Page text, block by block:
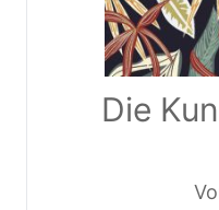
Die